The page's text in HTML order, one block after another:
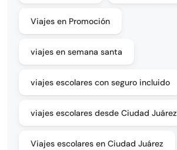
Viajes en Promoción
viajes en semana santa
viajes escolares con seguro incluido
viajes escolares desde Ciudad Juárez
Viajes escolares en Ciudad Juárez